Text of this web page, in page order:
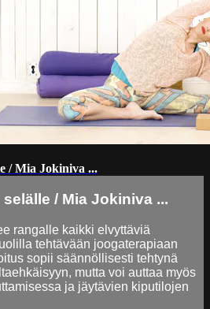
/ Mia Jokiniva ...
/ Mia Jokiniva ...
rangalle kaikki elvyttäviä
tehtävään joogaterapiaan
sopii säännöllisesti tehtynä
mutta voi auttaa myös
ja jäytävien kiputilojen